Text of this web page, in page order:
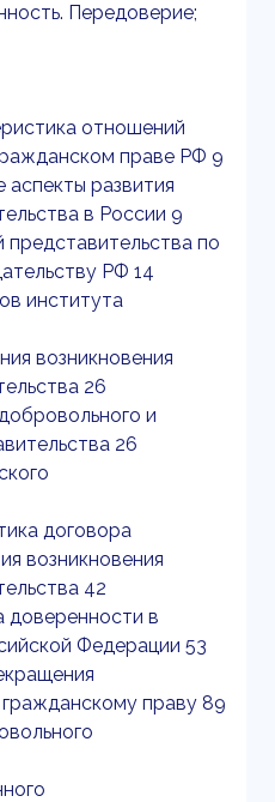
Передоверие;
отношений
праве РФ 9
аспекты развития
в России 9
по
РФ 14
института
возникновения
26
и
26
договора
возникновения
42
доверенности в
Федерации 53
праву 89